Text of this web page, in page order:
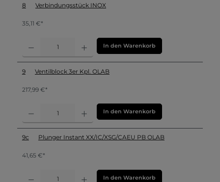
8 Verbindungsstück INOX
35,11 €*
In den Warenkorb
9 Ventilblock 3er Kpl. OLAB
217,99 €*
In den Warenkorb
9c Plunger Instant XX/IC/XSG/CAEU PB OLAB
41,65 €*
In den Warenkorb